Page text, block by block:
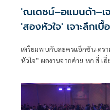
'ณเดชน์–อแมนด้า–เ
'สองหัวใจ' เจาะลึกเ
เตรียมพบกับละครแอ็กชัน-ดรา
หัวใจ” ผลงานจากค่าย หก สี่ เ
เดชน์ คูกิมิยะ, อแมนด้า ออบดัม
ครั้งแรก พร้อมทัพนักแสดงคุณ
พาแฟนละครบุกเบื้องหลังแบบ